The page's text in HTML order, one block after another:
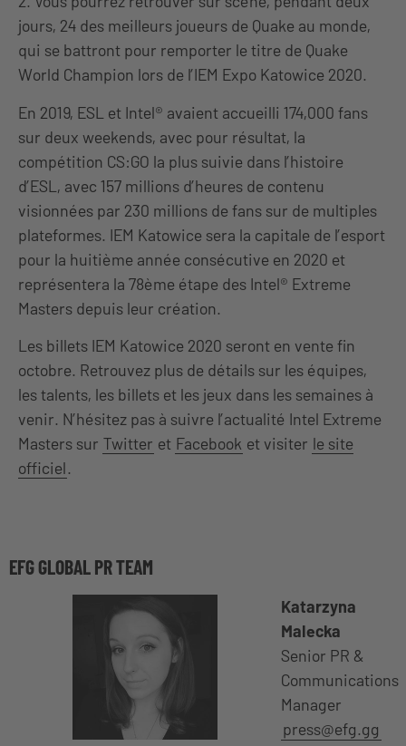
jours, 24 des meilleurs joueurs de Quake au monde,
qui se battront pour remporter le titre de Quake
World Champion lors de l’IEM Expo Katowice 2020.
En 2019, ESL et Intel® avaient accueilli 174,000 fans
sur deux weekends, avec pour résultat, la
compétition CS:GO la plus suivie dans l’histoire
d’ESL, avec 157 millions d’heures de contenu
visionnées par 230 millions de fans sur de multiples
plateformes. IEM Katowice sera la capitale de l’esport
pour la huitième année consécutive en 2020 et
représentera la 78ème étape des Intel® Extreme
Masters depuis leur création.
Les billets IEM Katowice 2020 seront en vente fin
octobre. Retrouvez plus de détails sur les équipes,
les talents, les billets et les jeux dans les semaines à
venir. N’hésitez pas à suivre l’actualité Intel Extreme
Masters sur Twitter et Facebook et visiter le site
officiel.
EFG GLOBAL PR TEAM
Katarzyna
Malecka
Senior PR &
Communications
Manager
press@efg.gg